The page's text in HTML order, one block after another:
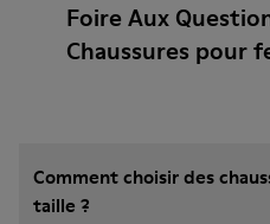
Foire Aux
Chaussures pour
Comment choisir des
taille ?